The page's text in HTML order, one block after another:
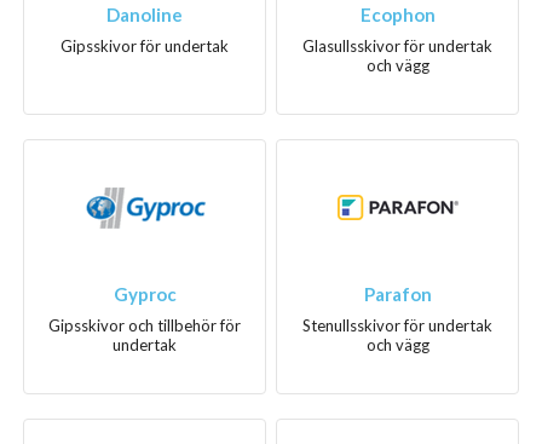
Danoline
Gipsskivor för undertak
Ecophon
Glasullsskivor för undertak
och vägg
Gyproc
Gipsskivor och tillbehör för
undertak
Parafon
Stenullsskivor för undertak
och vägg